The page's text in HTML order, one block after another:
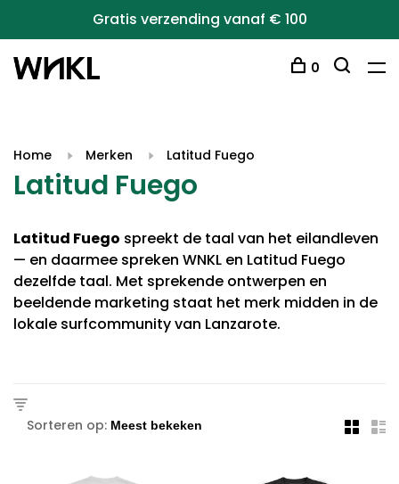
Gratis verzending vanaf € 100
0
Home Merken Latitud Fuego
Latitud Fuego
Latitud Fuego spreekt de taal van het eilandleven
— en daarmee spreken WNKL en Latitud Fuego
dezelfde taal. Met sprekende ontwerpen en
beeldende marketing staat het merk midden in de
lokale surfcommunity van Lanzarote.
Sorteren op: